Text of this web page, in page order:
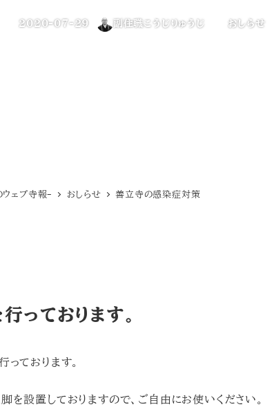
2020-07-29
著
副住職こうじりゅうじ カテゴリー
おしらせ
ウェブ寺報- おしらせ 善立寺の感染症対策
っております。
ております。
設置しておりますので、ご自由にお使いください。